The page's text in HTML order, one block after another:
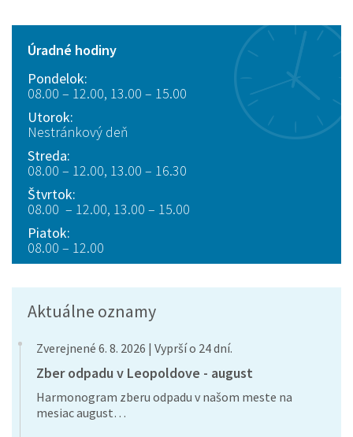
Úradné hodiny
Pondelok:
08.00 – 12.00, 13.00 – 15.00
Utorok:
Nestránkový deň
Streda:
08.00 – 12.00, 13.00 – 16.30
Štvrtok:
08.00 – 12.00, 13.00 – 15.00
Piatok:
08.00 – 12.00
Aktuálne oznamy
Zverejnené 6. 8. 2026 | Vyprší o 24 dní.
Zber odpadu v Leopoldove - august
Harmonogram zberu odpadu v našom meste na
mesiac august…